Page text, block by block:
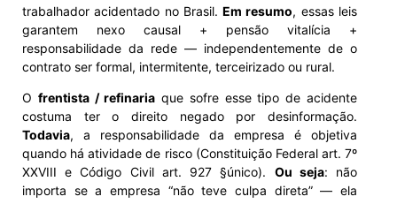
trabalhador acidentado no Brasil.Em resumo, essas leis
garantem nexo causal + pensão vitalícia +
responsabilidade da rede — independentemente de o
contrato ser formal, intermitente, terceirizado ou rural.
O frentista / refinaria que sofre esse tipo de acidente
costuma ter o direito negado por desinformação.
Todavia, a responsabilidade da empresa é objetiva
quando há atividade de risco (Constituição Federal art. 7º
XXVIII e Código Civil art. 927 §único). Ou seja: não
importa se a empresa “não teve culpa direta” — ela